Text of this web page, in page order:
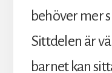
behöver mer
Sittdelen är
barnet kan